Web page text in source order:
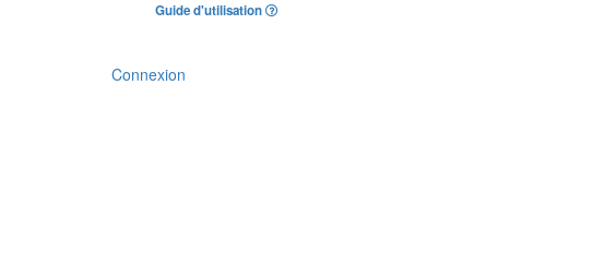
Guide d'utilisation
Connexion